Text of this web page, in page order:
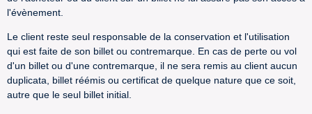
l'évènement.
Le client reste seul responsable de la conservation et l'utilisation
qui est faite de son billet ou contremarque. En cas de perte ou vol
d'un billet ou d'une contremarque, il ne sera remis au client aucun
duplicata, billet réémis ou certificat de quelque nature que ce soit,
autre que le seul billet initial.